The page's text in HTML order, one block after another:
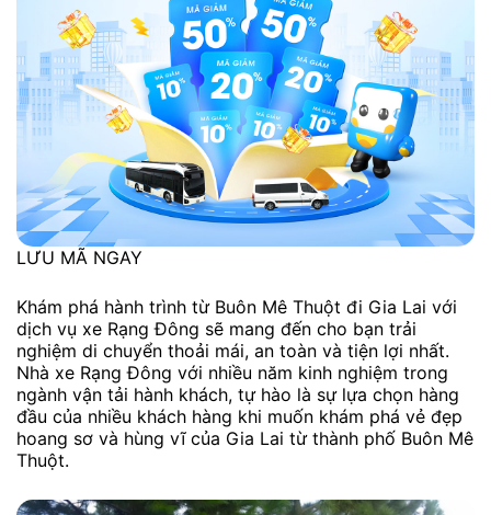
LƯU MÃ NGAY
Khám phá hành trình từ Buôn Mê Thuột đi Gia Lai với
dịch vụ xe Rạng Đông sẽ mang đến cho bạn trải
nghiệm di chuyển thoải mái, an toàn và tiện lợi nhất.
Nhà xe Rạng Đông với nhiều năm kinh nghiệm trong
ngành vận tải hành khách, tự hào là sự lựa chọn hàng
đầu của nhiều khách hàng khi muốn khám phá vẻ đẹp
hoang sơ và hùng vĩ của Gia Lai từ thành phố Buôn Mê
Thuột.